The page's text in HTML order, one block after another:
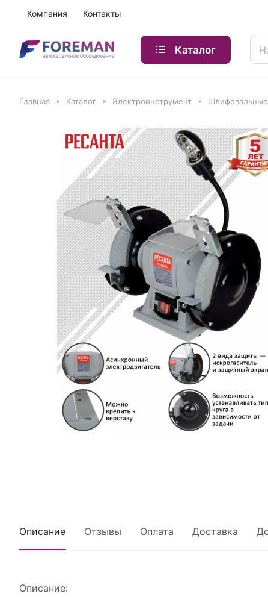
Компания Контакты
Каталог
Главная Каталог Электроинструмент
Описание Отзывы Оплата Доставка
Описание: